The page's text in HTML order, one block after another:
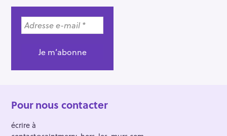
Pour nous contacter
écrire à